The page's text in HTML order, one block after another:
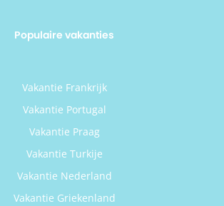
Populaire vakanties
Vakantie Frankrijk
Vakantie Portugal
Vakantie Praag
Vakantie Turkije
Vakantie Nederland
Vakantie Griekenland